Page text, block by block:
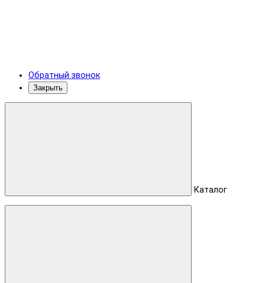
Обратный звонок
Закрыть
Каталог